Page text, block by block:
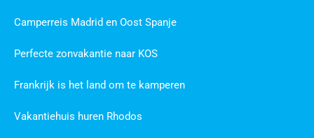
Camperreis Madrid en Oost Spanje
Perfecte zonvakantie naar KOS
Frankrijk is het land om te kamperen
Vakantiehuis huren Rhodos